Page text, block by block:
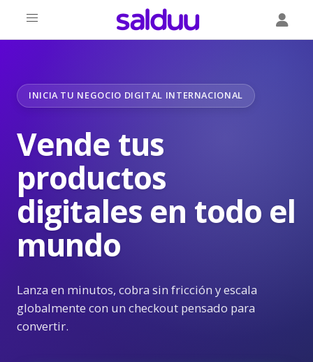
INICIA TU NEGOCIO DIGITAL INTERNACIONAL
Vende tus
productos
digitales en todo el
mundo
Lanza en minutos, cobra sin fricción y escala
globalmente con un checkout pensado para
convertir.